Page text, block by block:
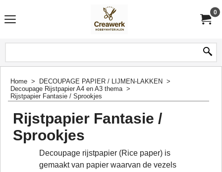
0
Home > DECOUPAGE PAPIER / LIJMEN-LAKKEN >
Decoupage Rijstpapier A4 en A3 thema>
Rijstpapier Fantasie / Sprookjes
Rijstpapier Fantasie /
Sprookjes
Decoupage rijstpapier (Rice paper) is
gemaakt van papier waarvan de vezels